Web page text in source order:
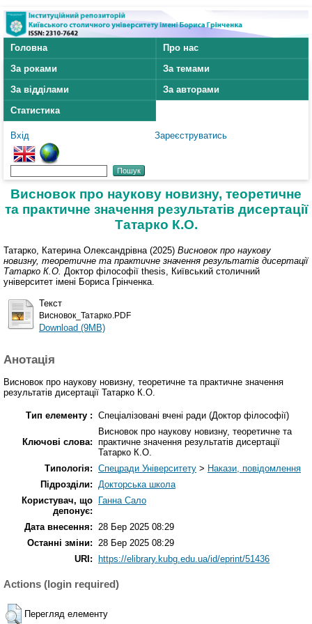
Головна
Про нас
За роками
За темами
За відділами
За авторами
Статистика
Вхід Зареєструватись
Висновок про наукову новизну, теоретичне
та практичне значення результатів дисертації
Татарко К.О.
Татарко, Катерина Олександрівна (2025) Висновок про наукову
новизну, теоретичне та практичне значення результатів дисертації
Татарко К.О. Доктор філософії thesis, Київський столичний
університет імені Бориса Грінченка.
Текст
Висновок_Татарко.PDF
Download (9MB)
Анотація
Висновок про наукову новизну, теоретичне та практичне значення
результатів дисертації Татарко К.О.
Тип елементу : Спеціалізовані вчені ради (Доктор філософії)
Ключові слова:
Висновок про наукову новизну, теоретичне та
практичне значення результатів дисертації
Татарко К.О.
Типологія: Спецради Університету > Накази, повідомлення
Підрозділи: Докторська школа
Користувач, що
депонує:
Ганна Сало
Дата внесення: 28 Бер 2025 08:29
Останні зміни: 28 Бер 2025 08:29
URI:
https://elibrary.kubg.edu.ua/id/eprint/51436
Actions (login required)
Перегляд елементу